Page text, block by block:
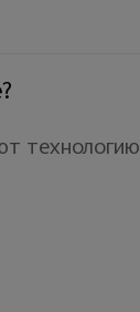
технологию